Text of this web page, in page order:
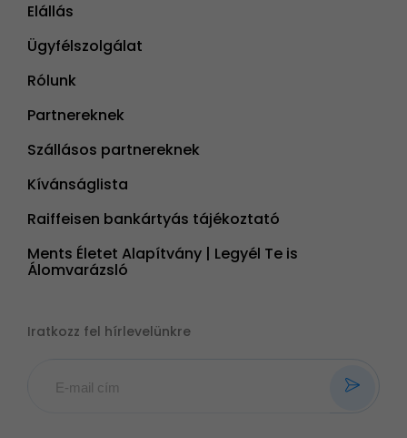
Elállás
Ügyfélszolgálat
Rólunk
Partnereknek
Szállásos partnereknek
Kívánságlista
Raiffeisen bankártyás tájékoztató
Ments Életet Alapítvány | Legyél Te is
Álomvarázsló
Iratkozz fel hírlevelünkre